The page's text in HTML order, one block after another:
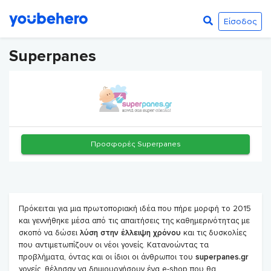
Είσοδος
Superpanes
Προσφορές Superpanes
Πρόκειται για μια πρωτοποριακή ιδέα που πήρε μορφή το 2015
και γεννήθηκε μέσα από τις απαιτήσεις της καθημερινότητας με
σκοπό να δώσει λύση στην έλλειψη χρόνου και τις δυσκολίες
που αντιμετωπίζουν οι νέοι γονείς. Κατανοώντας τα
προβλήματα, όντας και οι ίδιοι οι άνθρωποι του superpanes.gr
γονείς, θέλησαν να δημιουργήσουν ένα e-shop που θα